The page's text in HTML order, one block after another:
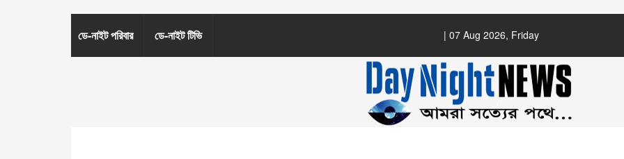
ডে-নাইট পরিবার ডে-নাইট টিভি | 07 Aug 2026, Friday